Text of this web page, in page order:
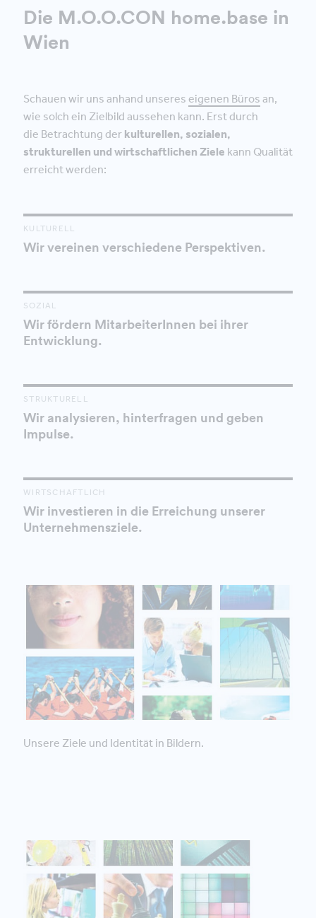
Die M.O.O.CON home.base in
Wien
Schauen wir uns anhand unseres eigenen Büros an,
wie solch ein Zielbild aussehen kann. Erst durch
die Betrachtung der kulturellen, sozialen,
strukturellen und wirtschaftlichen Ziele kann Qualität
erreicht werden:
KULTURELL
Wir vereinen verschiedene Perspektiven.
SOZIAL
Wir fördern MitarbeiterInnen bei ihrer
Entwicklung.
STRUKTURELL
Wir analysieren, hinterfragen und geben
Impulse.
WIRTSCHAFTLICH
Wir investieren in die Erreichung unserer
Unternehmensziele.
Unsere Ziele und Identität in Bildern.